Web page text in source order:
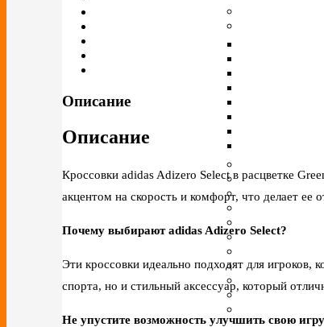
Описание
Описание
Кроссовки adidas Adizero Select в расцветке
акцентом на скорость и комфорт, что делает ее
Почему выбирают adidas Adizero Select?
Эти кроссовки идеально подходят для игроков,
спорта, но и стильный аксессуар, который
Не упустите возможность улучшить свою